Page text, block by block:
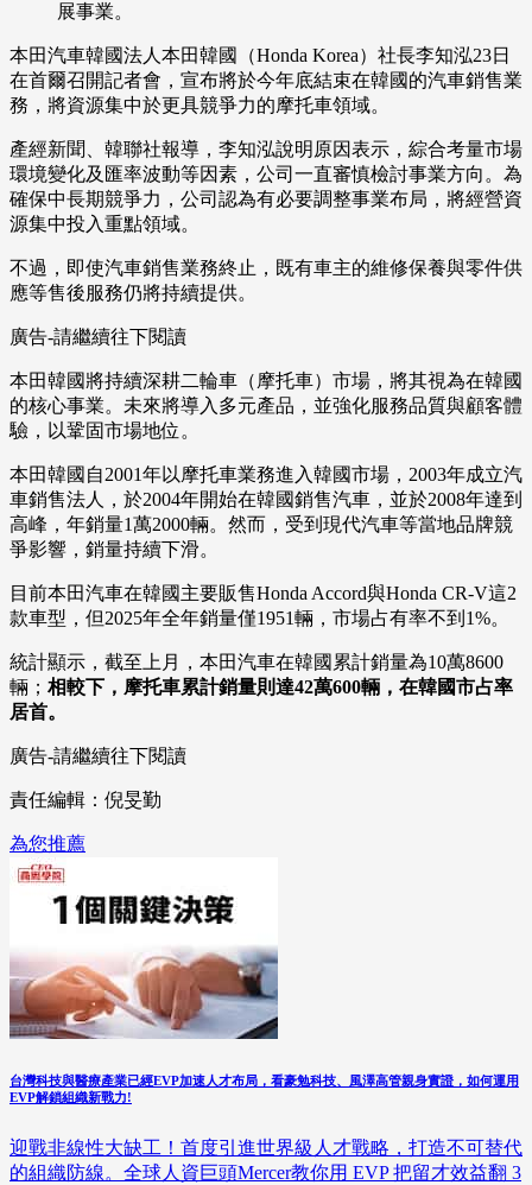
展事業。
本田汽車韓國法人本田韓國（Honda Korea）社長李知泓23日
在首爾召開記者會，宣布將於今年底結束在韓國的汽車銷售業
務，將資源集中於更具競爭力的摩托車領域。
產經新聞、韓聯社報導，李知泓說明原因表示，綜合考量市場
環境變化及匯率波動等因素，公司一直審慎檢討事業方向。為
確保中長期競爭力，公司認為有必要調整事業布局，將經營資
源集中投入重點領域。
不過，即使汽車銷售業務終止，既有車主的維修保養與零件供
應等售後服務仍將持續提供。
廣告-請繼續往下閱讀
本田韓國將持續深耕二輪車（摩托車）市場，將其視為在韓國
的核心事業。未來將導入多元產品，並強化服務品質與顧客體
驗，以鞏固市場地位。
本田韓國自2001年以摩托車業務進入韓國市場，2003年成立汽
車銷售法人，於2004年開始在韓國銷售汽車，並於2008年達到
高峰，年銷量1萬2000輛。然而，受到現代汽車等當地品牌競
爭影響，銷量持續下滑。
目前本田汽車在韓國主要販售Honda Accord與Honda CR-V這2
款車型，但2025年全年銷量僅1951輛，市場占有率不到1%。
統計顯示，截至上月，本田汽車在韓國累計銷量為10萬8600
輛； 相較下，摩托車累計銷量則達42萬600輛，在韓國市占率
居首。
廣告-請繼續往下閱讀
責任編輯：倪旻勤
為您推薦
台灣科技與醫療產業已經EVP加速人才布局，看豪勉科技、風澤高管親身實證，如何運用
EVP解鎖組織新戰力!
迎戰非線性大缺工！首度引進世界級人才戰略，打造不可替代
的組織防線。全球人資巨頭Mercer教你用 EVP 把留才效益翻 3